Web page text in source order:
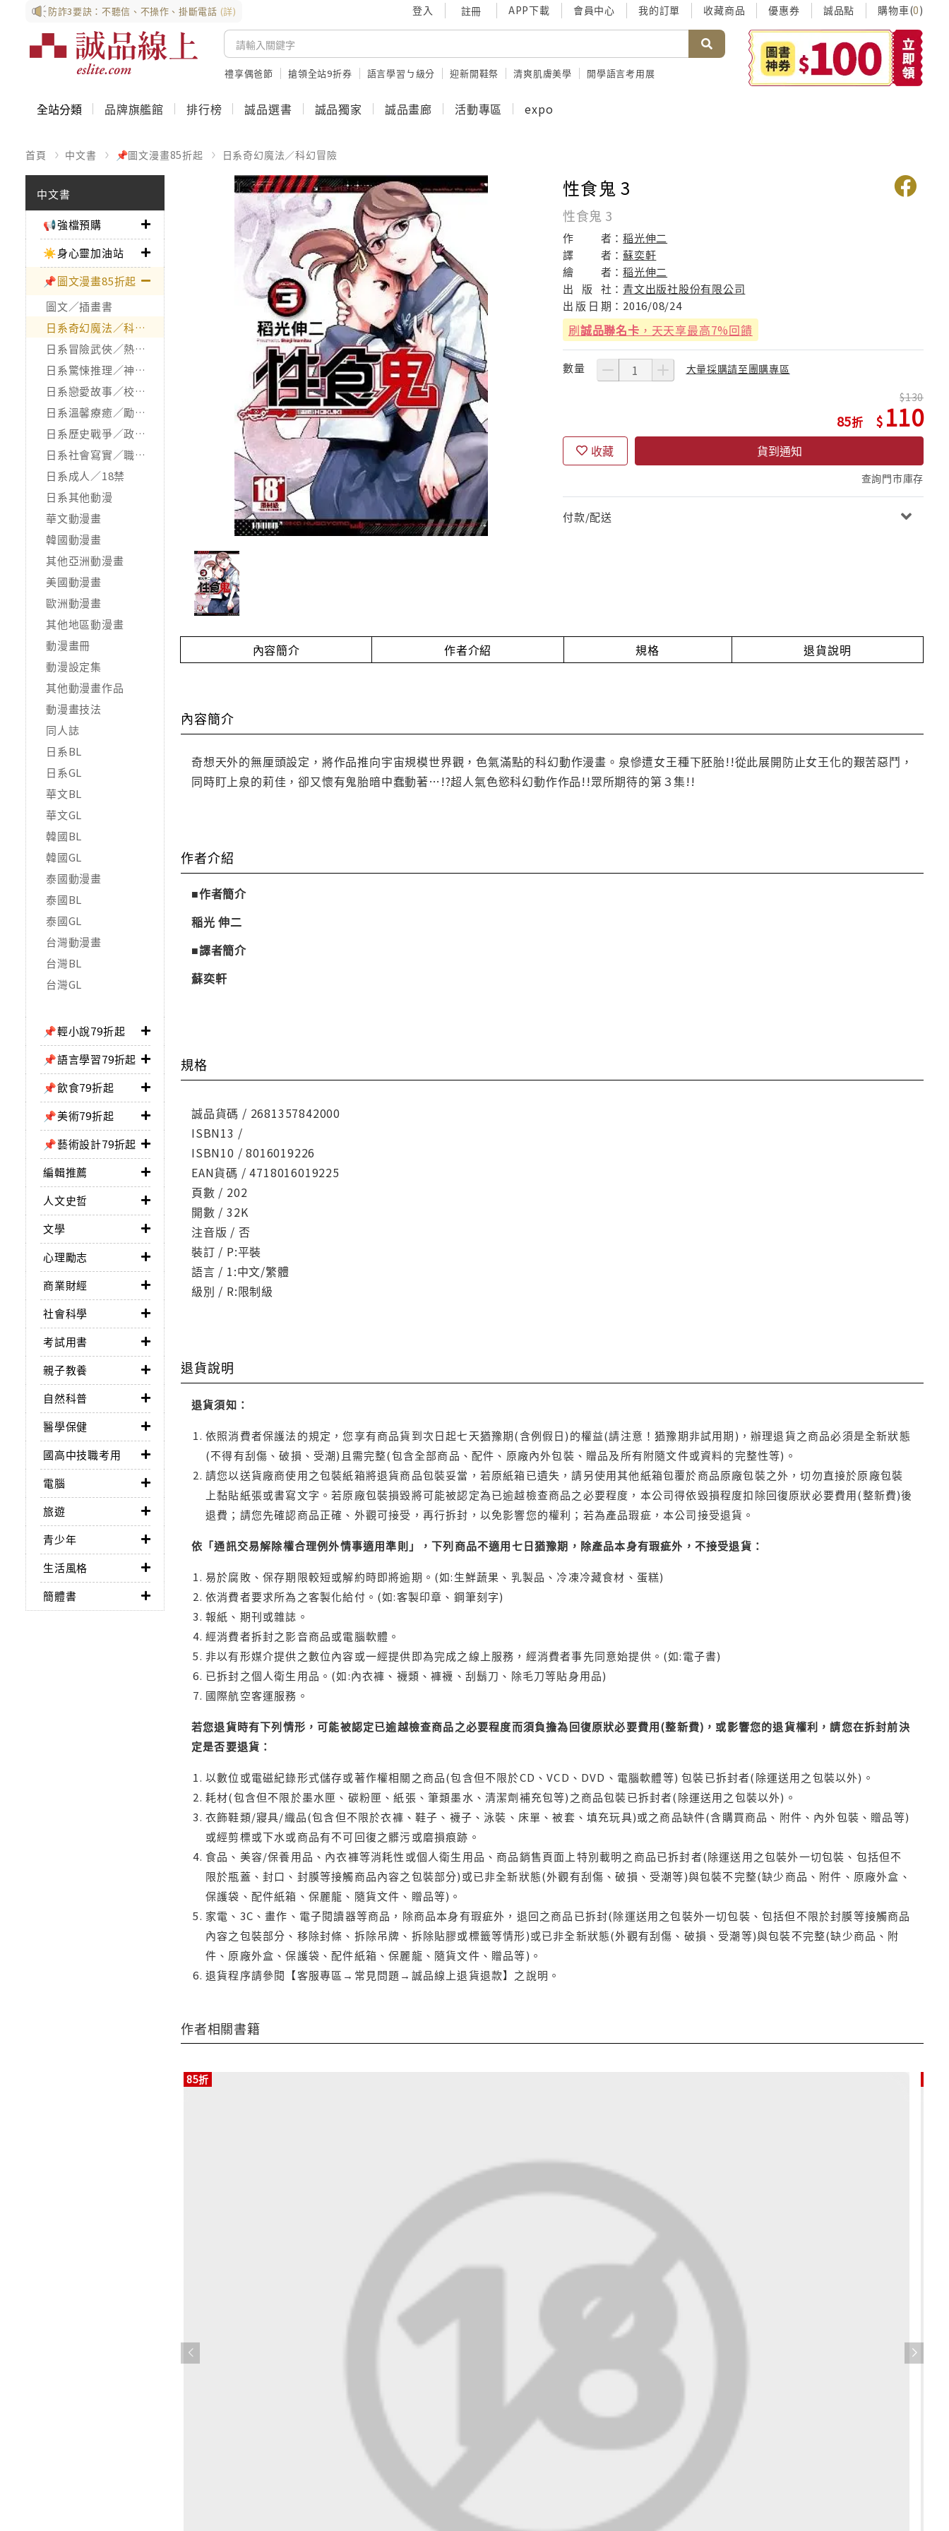
防詐3要訣：不聽信、不操作、掛斷電話 (詳) 登入 註冊 APP下載 會員中心 我的訂單 收藏商品 優惠券 誠品點 購物車(0)
禮享偶爸節 搶領全站9折券 語言學習ㄅ級分 迎新開鞋祭 清爽肌膚美學 開學語言考用展
全站分類 品牌旗艦館 排行榜 誠品選書 誠品獨家 誠品畫廊 活動專區 expo
首頁 中文書 📌圖文漫畫85折起 日系奇幻魔法／科幻冒險
中文書
📢強檔預購
☀️身心靈加油站
📌圖文漫畫85折起
圖文／插畫書
日系奇幻魔法／科幻冒險
日系冒險武俠／熱血運動
日系驚悚推理／神怪靈異
日系戀愛故事／校園青春
日系溫馨療癒／勵志搞笑
日系歷史戰爭／政治宗教
日系社會寫實／職場職人
日系成人／18禁
日系其他動漫
華文動漫畫
韓國動漫畫
其他亞洲動漫畫
美國動漫畫
歐洲動漫畫
其他地區動漫畫
動漫畫冊
動漫設定集
其他動漫畫作品
動漫畫技法
同人誌
日系BL
日系GL
華文BL
華文GL
韓國BL
韓國GL
泰國動漫畫
泰國BL
泰國GL
台灣動漫畫
台灣BL
台灣GL
📌輕小說79折起
📌語言學習79折起
📌飲食79折起
📌美術79折起
📌藝術設計79折起
編輯推薦
人文史哲
文學
心理勵志
商業財經
社會科學
考試用書
親子教養
自然科普
醫學保健
國高中技職考用
電腦
旅遊
青少年
生活風格
簡體書
性食鬼 3
性食鬼 3
作 者：稲光伸二
譯
者：蘇奕軒
繪
者：稲光伸二
出
版 社： 青文出版社股份有限公司
出 版 日 期： 2016/08/24
刷誠品聯名卡 ，天天享最高7%回饋
數量 大量採購請至團購專區
85
130
110
收藏 貨到通知
查詢門市庫存
付款/配送
內容簡介 作者介紹 規格 退貨說明
內容簡介
奇想天外的無厘頭設定，將作品推向宇宙規模世界觀，色氣滿點的科幻動作漫畫。泉慘遭女王種下胚胎!!從此展開防止女王化的艱苦惡鬥，
同時盯上泉的莉佳，卻又懷有鬼胎暗中蠢動著…!?超人氣色慾科幻動作作品!!眾所期待的第３集!!
作者介紹
■作者簡介
稲光 伸二
■譯者簡介
蘇奕軒
規格
誠品貨碼 / 2681357842000
ISBN13 /
ISBN10 / 8016019226
EAN貨碼 / 4718016019225
頁數 / 202
開數 / 32K
注音版 / 否
裝訂 / P:平裝
語言 / 1:中文/繁體
級別 / R:限制級
退貨說明
退貨須知：
依照消費者保護法的規定，您享有商品貨到次日起七天猶豫期(含例假日)的權益(請注意！猶豫期非試用期)，辦理退貨之商品必須是全新狀態
(不得有刮傷、破損、受潮)且需完整(包含全部商品、配件、原廠內外包裝、贈品及所有附隨文件或資料的完整性等)。
請您以送貨廠商使用之包裝紙箱將退貨商品包裝妥當，若原紙箱已遺失，請另使用其他紙箱包覆於商品原廠包裝之外，切勿直接於原廠包裝
上黏貼紙張或書寫文字。若原廠包裝損毀將可能被認定為已逾越檢查商品之必要程度，本公司得依毀損程度扣除回復原狀必要費用(整新費)後
退費；請您先確認商品正確、外觀可接受，再行拆封，以免影響您的權利；若為產品瑕疵，本公司接受退貨。
依「通訊交易解除權合理例外情事適用準則」，下列商品不適用七日猶豫期，除產品本身有瑕疵外，不接受退貨：
易於腐敗、保存期限較短或解約時即將逾期。(如:生鮮蔬果、乳製品、冷凍冷藏食材、蛋糕)
依消費者要求所為之客製化給付。(如:客製印章、鋼筆刻字)
報紙、期刊或雜誌。
經消費者拆封之影音商品或電腦軟體。
非以有形媒介提供之數位內容或一經提供即為完成之線上服務，經消費者事先同意始提供。(如:電子書)
已拆封之個人衛生用品。(如:內衣褲、襪類、褲襪、刮鬍刀、除毛刀等貼身用品)
國際航空客運服務。
若您退貨時有下列情形，可能被認定已逾越檢查商品之必要程度而須負擔為回復原狀必要費用(整新費)，或影響您的退貨權利，請您在拆封前決
定是否要退貨：
以數位或電磁紀錄形式儲存或著作權相關之商品(包含但不限於CD、VCD、DVD、電腦軟體等) 包裝已拆封者(除運送用之包裝以外)。
耗材(包含但不限於墨水匣、碳粉匣、紙張、筆類墨水、清潔劑補充包等)之商品包裝已拆封者(除運送用之包裝以外)。
衣飾鞋類/寢具/織品(包含但不限於衣褲、鞋子、襪子、泳裝、床單、被套、填充玩具)或之商品缺件(含購買商品、附件、內外包裝、贈品等)
或經剪標或下水或商品有不可回復之髒污或磨損痕跡。
食品、美容/保養用品、內衣褲等消耗性或個人衛生用品、商品銷售頁面上特別載明之商品已拆封者(除運送用之包裝外一切包裝、包括但不
限於瓶蓋、封口、封膜等接觸商品內容之包裝部分)或已非全新狀態(外觀有刮傷、破損、受潮等)與包裝不完整(缺少商品、附件、原廠外盒、
保護袋、配件紙箱、保麗龍、隨貨文件、贈品等)。
家電、3C、畫作、電子閱讀器等商品，除商品本身有瑕疵外，退回之商品已拆封(除運送用之包裝外一切包裝、包括但不限於封膜等接觸商品
內容之包裝部分、移除封條、拆除吊牌、拆除貼膠或標籤等情形)或已非全新狀態(外觀有刮傷、破損、受潮等)與包裝不完整(缺少商品、附
件、原廠外盒、保護袋、配件紙箱、保麗龍、隨貨文件、贈品等)。
退貨程序請參閱【客服專區→常見問題→誠品線上退貨退款】之說明。
作者相關書籍
85折